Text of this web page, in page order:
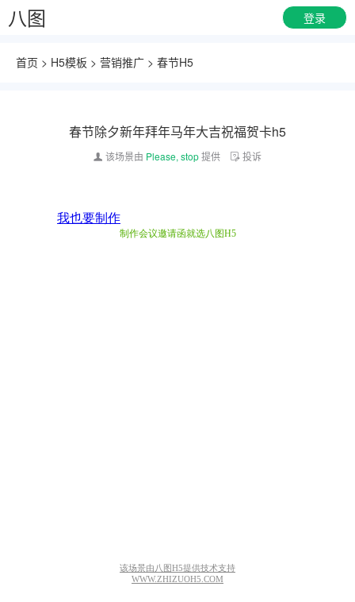
八图 登录
首页 > H5模板 > 营销推广 > 春节H5
春节除夕新年拜年马年大吉祝福贺卡h5
该场景由 Please, stop提供 投诉